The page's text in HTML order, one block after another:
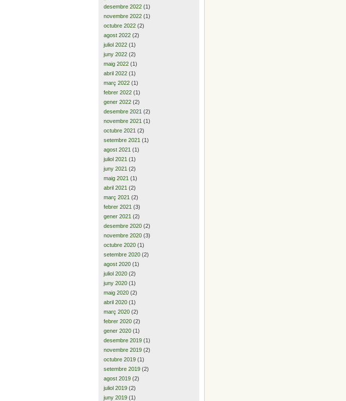
desembre 2022 (1)
novembre 2022 (1)
octubre 2022 (2)
agost 2022 (2)
juliol 2022 (1)
juny 2022 (2)
maig 2022 (1)
abril 2022 (1)
març 2022 (1)
febrer 2022 (1)
gener 2022 (2)
desembre 2021 (2)
novembre 2021 (1)
octubre 2021 (2)
setembre 2021 (1)
agost 2021 (1)
juliol 2021 (1)
juny 2021 (2)
maig 2021 (1)
abril 2021 (2)
març 2021 (2)
febrer 2021 (3)
gener 2021 (2)
desembre 2020 (2)
novembre 2020 (3)
octubre 2020 (1)
setembre 2020 (2)
agost 2020 (1)
juliol 2020 (2)
juny 2020 (1)
maig 2020 (2)
abril 2020 (1)
març 2020 (2)
febrer 2020 (2)
gener 2020 (1)
desembre 2019 (1)
novembre 2019 (2)
octubre 2019 (1)
setembre 2019 (2)
agost 2019 (2)
juliol 2019 (2)
juny 2019 (1)